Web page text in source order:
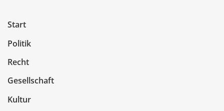
Start
Politik
Recht
Gesellschaft
Kultur